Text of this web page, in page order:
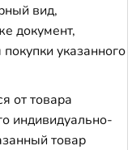
вид,
документ,
указанного
от товара
индивидуально-
товар